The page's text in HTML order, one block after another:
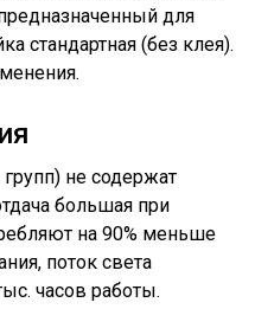
для
стандартная (без клея).
не содержат
большая при
на 90% меньше
поток света
часов работы.